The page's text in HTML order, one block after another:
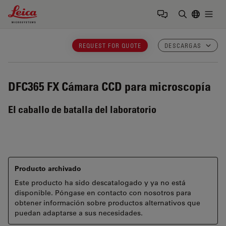
Leica Microsystems Logo
REQUEST FOR QUOTE DESCARGAS
DFC365 FX Cámara CCD para microscopía
El caballo de batalla del laboratorio
Producto archivado
Este producto ha sido descatalogado y ya no está
disponible. Póngase en contacto con nosotros para
obtener información sobre productos alternativos que
puedan adaptarse a sus necesidades.